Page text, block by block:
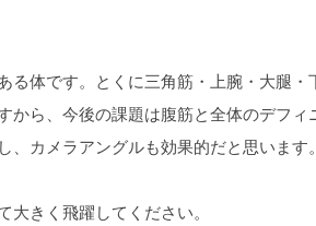
る体です。とくに三角筋・上腕・大腿・
から、今後の課題は腹筋と全体のデフ
、カメラアングルも効果的だと思います
きく飛躍してください。